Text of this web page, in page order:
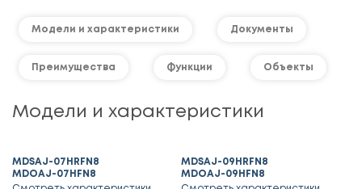
Модели и характеристики Документы
Преимущества Функции Объекты
Модели и характеристики
MDSAJ-07HRFN8
MDOAJ-07HFN8
MDSAJ-09HRFN8
MDOAJ-09HFN8